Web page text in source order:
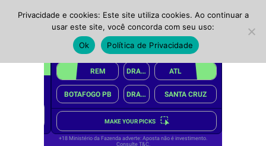
Privacidade e cookies: Este site utiliza cookies. Ao continuar a
usar este site, você concorda com seu uso:
Ok
Política de Privacidade